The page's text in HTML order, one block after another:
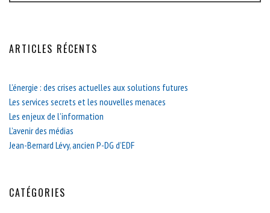
ARTICLES RÉCENTS
L’énergie : des crises actuelles aux solutions futures
Les services secrets et les nouvelles menaces
Les enjeux de l’information
L’avenir des médias
Jean-Bernard Lévy, ancien P-DG d’EDF
CATÉGORIES